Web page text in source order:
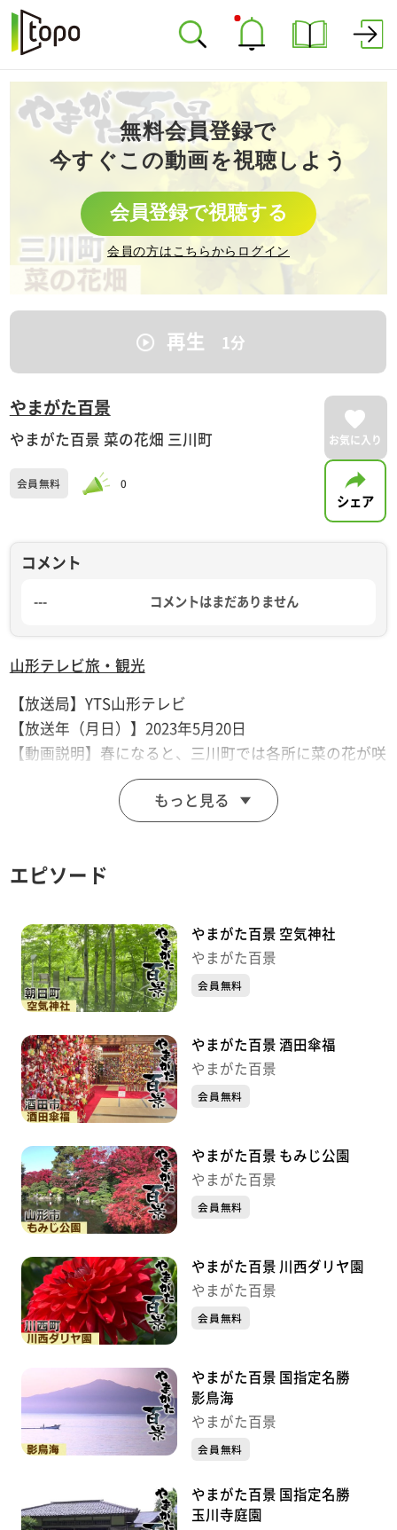
無料会員登録で
今すぐこの動画を視聴しよう
会員登録で視聴する
会員の方はこちらからログイン
再生 1 分
やまがた百景
やまがた百景 菜の花畑 三川町
会員無料 0
お気に入り
シェア
コメント
--- コメントはまだありません
山形テレビ旅・観光
【放送局】YTS山形テレビ
【放送年（月日）】2023年5月20日
【動画説明】春になると、三川町では各所に菜の花が咲
き誇り、鳥海山や月山を背景に、黄色のじゅうたんが広
がる。５月の大型連休には「菜の花まつり」も開催され
もっと見る
エピソード
やまがた百景 空気神社
やまがた百景
会員無料
やまがた百景 酒田傘福
やまがた百景
会員無料
やまがた百景 もみじ公園
やまがた百景
会員無料
やまがた百景 川西ダリヤ園
やまがた百景
会員無料
やまがた百景 国指定名勝
影鳥海
やまがた百景
会員無料
やまがた百景 国指定名勝
玉川寺庭園